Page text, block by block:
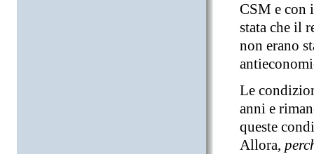
CSM e con
stata che il
non erano
Le
anni e
queste
Allora,